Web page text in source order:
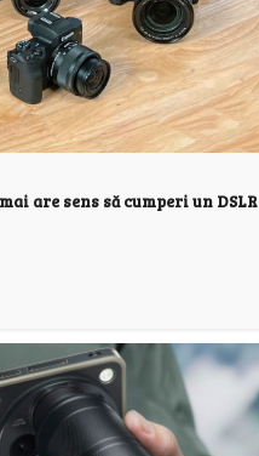
are sens să cumperi un DSLR